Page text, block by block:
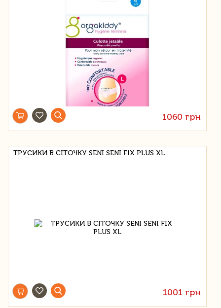
1060 грн
ТРУСИКИ В СІТОЧКУ SENI SENI FIX PLUS XL
1001 грн